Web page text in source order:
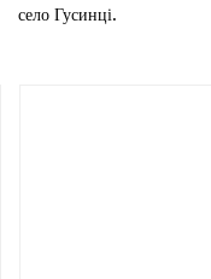
село Гусинці.